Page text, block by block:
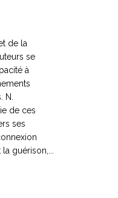
de la
se
à
N.
de ces
ses
guérison,...